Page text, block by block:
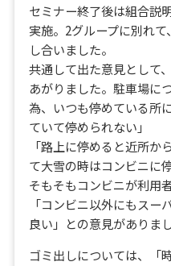
セミナー終了後は組合説
実施。2グループに別れ
し合いました。
共通して出た意見として
あがりました。駐車場に
為、いつも停めている所
ていて停められない」
「路上に停めると近所
て大雪の時はコンビニに
そもそもコンビニが利用
「コンビニ以外にもス
良い」との意見がありまし
ゴミ出しについては、「